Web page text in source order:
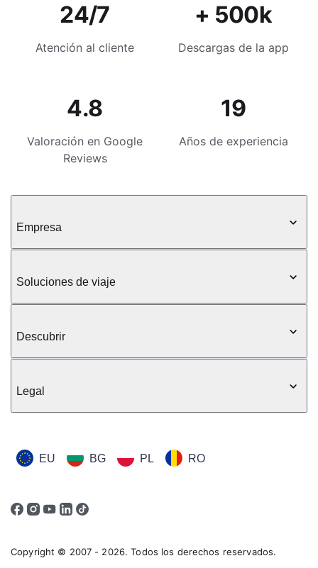
24/7
Atención al cliente
+ 500k
Descargas de la app
4.8
Valoración en Google
Reviews
19
Años de experiencia
Empresa
Soluciones de viaje
Descubrir
Legal
EU BG PL RO
Copyright © 2007 - 2026. Todos los derechos reservados.